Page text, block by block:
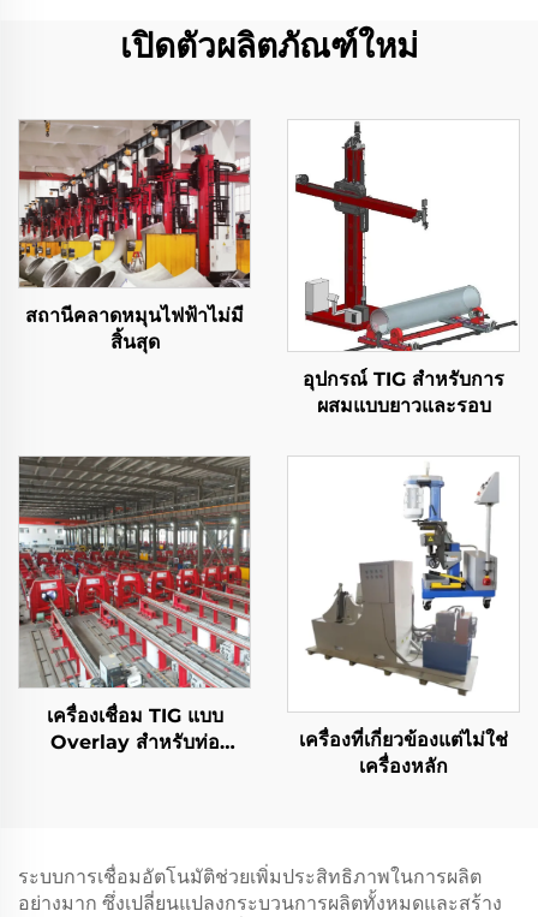
เปิดตัวผลิตภัณฑ์ใหม่
สถานีคลาดหมุนไฟฟ้าไม่มี
สิ้นสุด
อุปกรณ์ TIG สําหรับการ
ผสมแบบยาวและรอบ
เครื่องเชื่อม TIG แบบ
Overlay สำหรับท่อ
เครื่องที่เกี่ยวข้องแต่ไม่ใช่
เครื่องหลัก
ระบบการเชื่อมอัตโนมัติช่วยเพิ่มประสิทธิภาพในการผลิต
อย่างมาก ซึ่งเปลี่ยนแปลงกระบวนการผลิตทั้งหมดและสร้าง